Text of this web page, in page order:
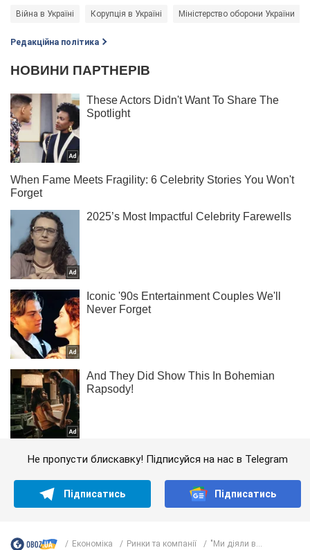
Війна в Україні Корупція в Україні Міністерство оборони України
Редакційна політика
Не пропусти блискавку! Підписуйся на нас в Telegram
Підписатись Підписатись
Економіка Ринки та компанії "Ми діяли в...